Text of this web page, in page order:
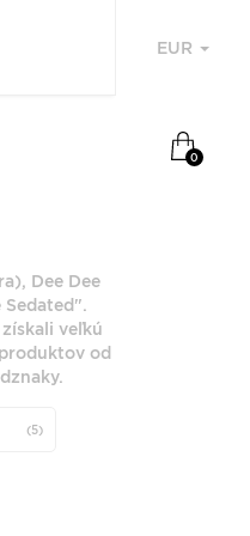
Dee Dee
Sedated".
veľkú
od
(5)
EUR
0